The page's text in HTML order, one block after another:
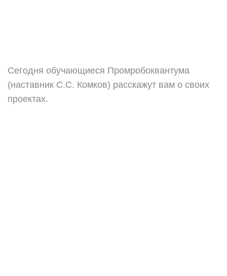
Сегодня обучающиеся Промробоквантума
(наставник С.С. Комков) расскажут вам о своих
проектах.